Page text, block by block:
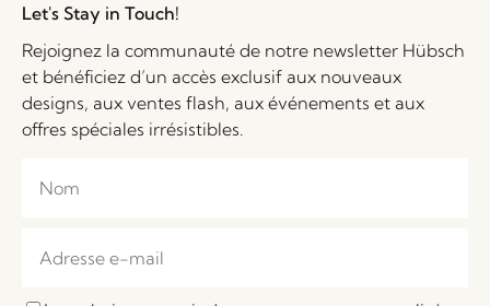
Let's Stay in Touch!
Rejoignez la communauté de notre newsletter Hübsch
et bénéficiez d’un accès exclusif aux nouveaux
designs, aux ventes flash, aux événements et aux
offres spéciales irrésistibles.